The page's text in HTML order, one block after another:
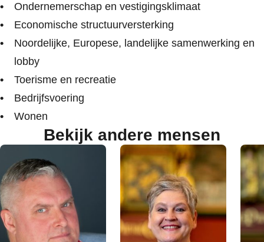
Ondernemerschap en vestigingsklimaat
Economische structuurversterking
Noordelijke, Europese, landelijke samenwerking en
lobby
Toerisme en recreatie
Bedrijfsvoering
Wonen
Bekijk andere mensen